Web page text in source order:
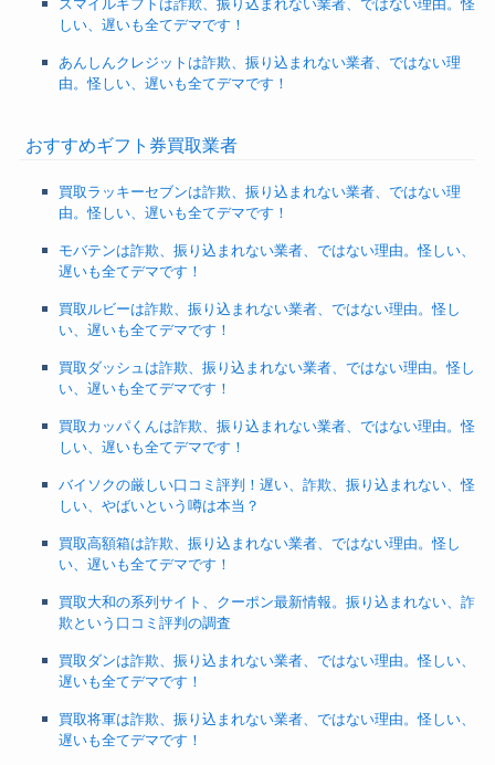
スマイルギフトは詐欺、振り込まれない業者、ではない理由。怪
しい、遅いも全てデマです！
あんしんクレジットは詐欺、振り込まれない業者、ではない理
由。怪しい、遅いも全てデマです！
おすすめギフト券買取業者
買取ラッキーセブンは詐欺、振り込まれない業者、ではない理
由。怪しい、遅いも全てデマです！
モバテンは詐欺、振り込まれない業者、ではない理由。怪しい、
遅いも全てデマです！
買取ルビーは詐欺、振り込まれない業者、ではない理由。怪し
い、遅いも全てデマです！
買取ダッシュは詐欺、振り込まれない業者、ではない理由。怪し
い、遅いも全てデマです！
買取カッパくんは詐欺、振り込まれない業者、ではない理由。怪
しい、遅いも全てデマです！
バイソクの厳しい口コミ評判！遅い、詐欺、振り込まれない、怪
しい、やばいという噂は本当？
買取高額箱は詐欺、振り込まれない業者、ではない理由。怪し
い、遅いも全てデマです！
買取大和の系列サイト、クーポン最新情報。振り込まれない、詐
欺という口コミ評判の調査
買取ダンは詐欺、振り込まれない業者、ではない理由。怪しい、
遅いも全てデマです！
買取将軍は詐欺、振り込まれない業者、ではない理由。怪しい、
遅いも全てデマです！